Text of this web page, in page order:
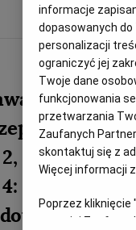
Prawo
2,
4: Udzielanie
informacje
dopasowanych
personalizacji
ograniczyć jej
Twoje dane
funkcjonowania
przetwarzania
Zaufanych
skontaktuj się z
Więcej informacji
Poprzez
z o. o. jej